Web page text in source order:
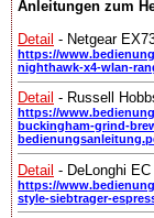
Anleitungen zum
Detail - Netgear
https://
nighthawk-x4-wlan-
Detail - Russell
https://
buckingham-grind-
Detail - DeLonghi
https://
style-siebtrager-